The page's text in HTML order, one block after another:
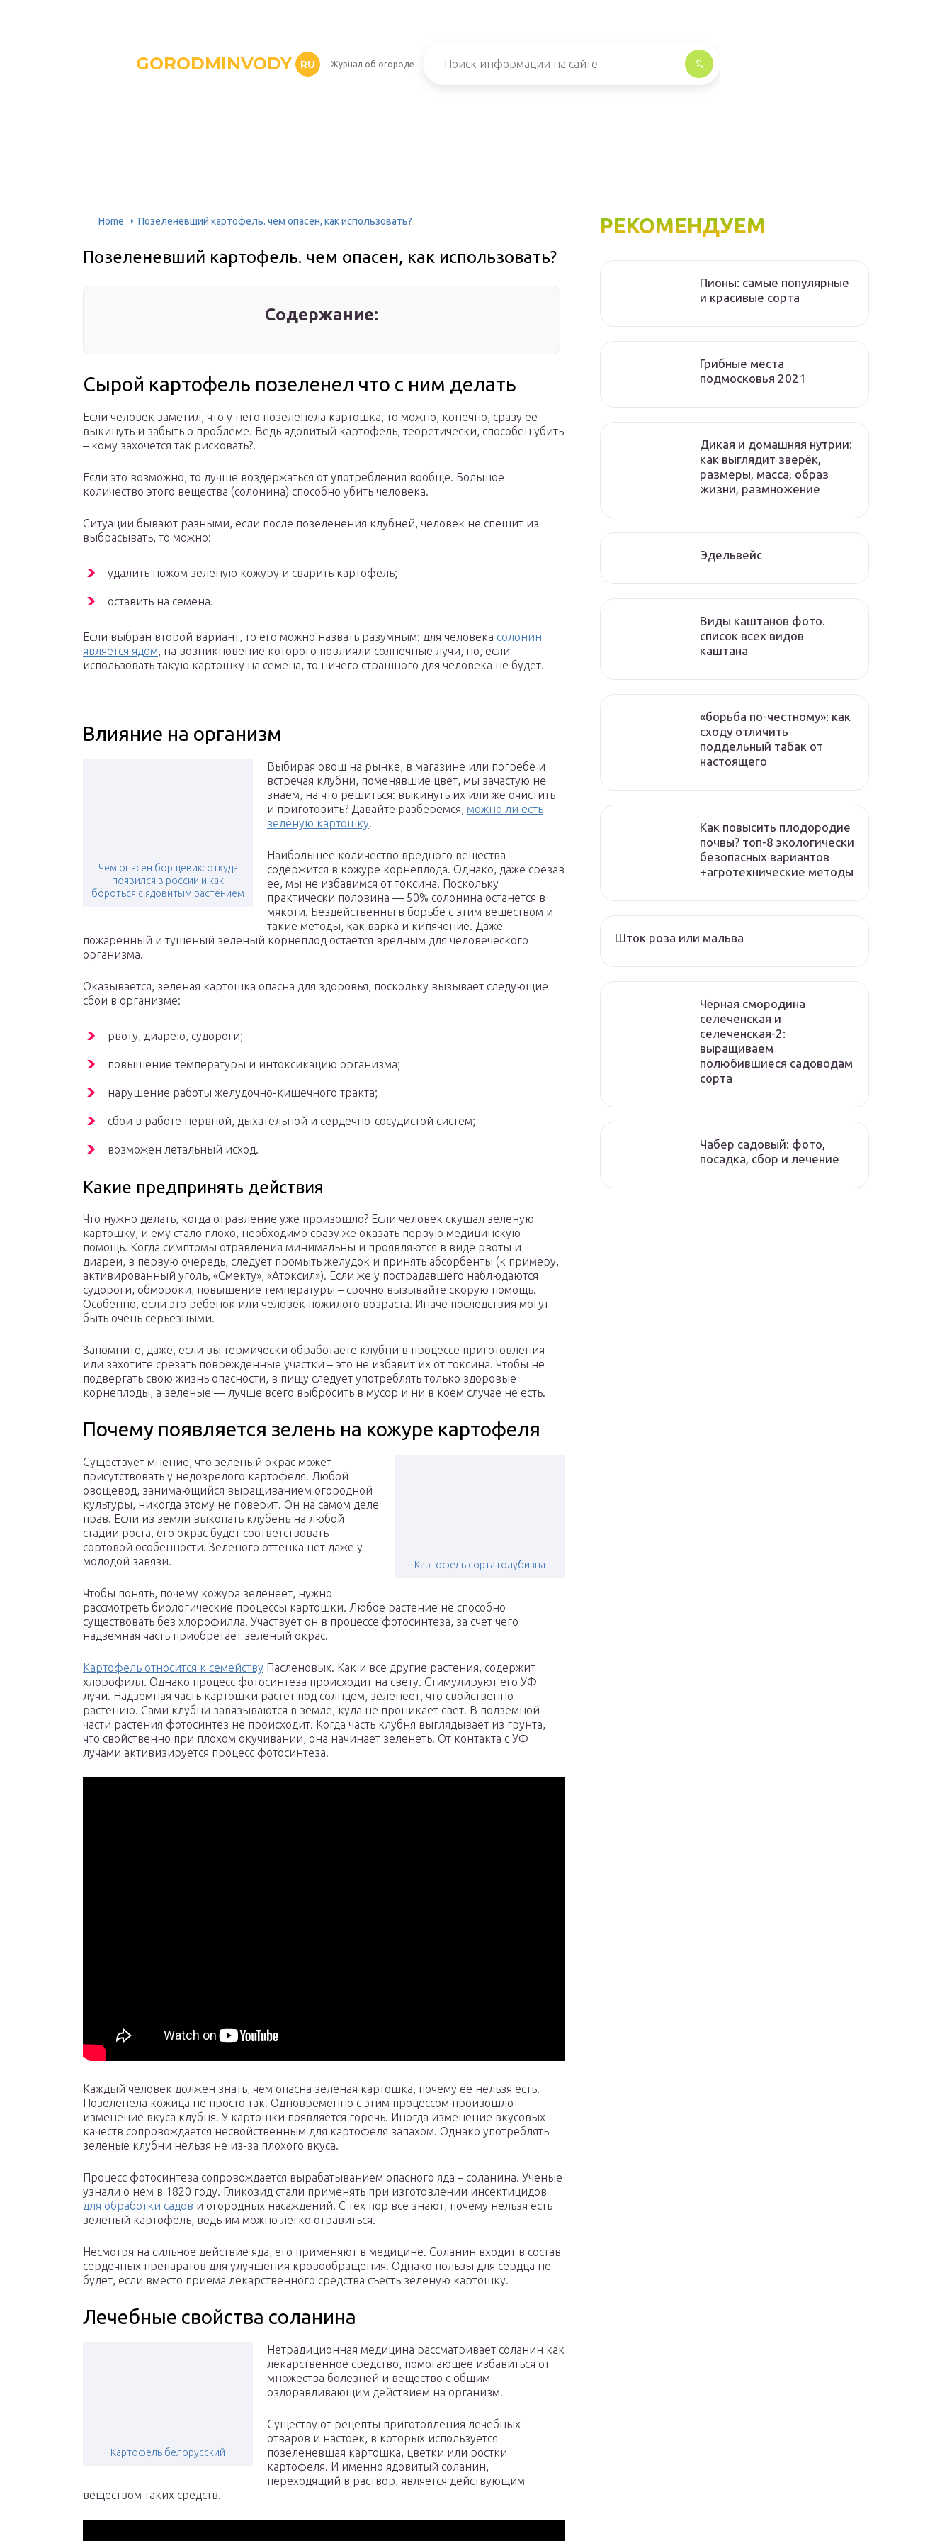
GORODMINVODY RU Журнал об огороде
Home Позеленевший картофель. чем опасен, как использовать?
Позеленевший картофель. чем опасен, как использовать?
Содержание:
Сырой картофель позеленел что с ним делать
Если человек заметил, что у него позеленела картошка, то можно, конечно, сразу ее
выкинуть и забыть о проблеме. Ведь ядовитый картофель, теоретически, способен убить
– кому захочется так рисковать?!
Если это возможно, то лучше воздержаться от употребления вообще. Большое
количество этого вещества (солонина) способно убить человека.
Ситуации бывают разными, если после позеленения клубней, человек не спешит из
выбрасывать, то можно:
удалить ножом зеленую кожуру и сварить картофель;
оставить на семена.
Если выбран второй вариант, то его можно назвать разумным: для человека солонин
является ядом, на возникновение которого повлияли солнечные лучи, но, если
использовать такую картошку на семена, то ничего страшного для человека не будет.
Влияние на организм
Чем опасен борщевик: откуда
появился в россии и как
бороться с ядовитым растением
Выбирая овощ на рынке, в магазине или погребе и
встречая клубни, поменявшие цвет, мы зачастую не
знаем, на что решиться: выкинуть их или же очистить
и приготовить? Давайте разберемся, можно ли есть
зеленую картошку.
Наибольшее количество вредного вещества
содержится в кожуре корнеплода. Однако, даже срезав
ее, мы не избавимся от токсина. Поскольку
практически половина — 50% солонина останется в
мякоти. Бездейственны в борьбе с этим веществом и
такие методы, как варка и кипячение. Даже
пожаренный и тушеный зеленый корнеплод остается вредным для человеческого
организма.
Оказывается, зеленая картошка опасна для здоровья, поскольку вызывает следующие
сбои в организме:
рвоту, диарею, судороги;
повышение температуры и интоксикацию организма;
нарушение работы желудочно-кишечного тракта;
сбои в работе нервной, дыхательной и сердечно-сосудистой систем;
возможен летальный исход.
Какие предпринять действия
Что нужно делать, когда отравление уже произошло? Если человек скушал зеленую
картошку, и ему стало плохо, необходимо сразу же оказать первую медицинскую
помощь. Когда симптомы отравления минимальны и проявляются в виде рвоты и
диареи, в первую очередь, следует промыть желудок и принять абсорбенты (к примеру,
активированный уголь, «Смекту», «Атоксил»). Если же у пострадавшего наблюдаются
судороги, обмороки, повышение температуры – срочно вызывайте скорую помощь.
Особенно, если это ребенок или человек пожилого возраста. Иначе последствия могут
быть очень серьезными.
Запомните, даже, если вы термически обработаете клубни в процессе приготовления
или захотите срезать поврежденные участки – это не избавит их от токсина. Чтобы не
подвергать свою жизнь опасности, в пищу следует употреблять только здоровые
корнеплоды, а зеленые — лучше всего выбросить в мусор и ни в коем случае не есть.
Почему появляется зелень на кожуре картофеля
Картофель сорта голубизна
Существует мнение, что зеленый окрас может
присутствовать у недозрелого картофеля. Любой
овощевод, занимающийся выращиванием огородной
культуры, никогда этому не поверит. Он на самом деле
прав. Если из земли выкопать клубень на любой
стадии роста, его окрас будет соответствовать
сортовой особенности. Зеленого оттенка нет даже у
молодой завязи.
Чтобы понять, почему кожура зеленеет, нужно
рассмотреть биологические процессы картошки. Любое растение не способно
существовать без хлорофилла. Участвует он в процессе фотосинтеза, за счет чего
надземная часть приобретает зеленый окрас.
Картофель относится к семейству Пасленовых. Как и все другие растения, содержит
хлорофилл. Однако процесс фотосинтеза происходит на свету. Стимулируют его УФ
лучи. Надземная часть картошки растет под солнцем, зеленеет, что свойственно
растению. Сами клубни завязываются в земле, куда не проникает свет. В подземной
части растения фотосинтез не происходит. Когда часть клубня выглядывает из грунта,
что свойственно при плохом окучивании, она начинает зеленеть. От контакта с УФ
лучами активизируется процесс фотосинтеза.
Каждый человек должен знать, чем опасна зеленая картошка, почему ее нельзя есть.
Позеленела кожица не просто так. Одновременно с этим процессом произошло
изменение вкуса клубня. У картошки появляется горечь. Иногда изменение вкусовых
качеств сопровождается несвойственным для картофеля запахом. Однако употреблять
зеленые клубни нельзя не из-за плохого вкуса.
Процесс фотосинтеза сопровождается вырабатыванием опасного яда – соланина. Ученые
узнали о нем в 1820 году. Гликозид стали применять при изготовлении инсектицидов
для обработки садов и огородных насаждений. С тех пор все знают, почему нельзя есть
зеленый картофель, ведь им можно легко отравиться.
Несмотря на сильное действие яда, его применяют в медицине. Соланин входит в состав
сердечных препаратов для улучшения кровообращения. Однако пользы для сердца не
будет, если вместо приема лекарственного средства съесть зеленую картошку.
Лечебные свойства соланина
Картофель белорусский
Нетрадиционная медицина рассматривает соланин как
лекарственное средство, помогающее избавиться от
множества болезней и вещество с общим
оздоравливающим действием на организм.
Существуют рецепты приготовления лечебных
отваров и настоек, в которых используется
позеленевшая картошка, цветки или ростки
картофеля. И именно ядовитый соланин,
переходящий в раствор, является действующим
веществом таких средств.
РЕКОМЕНДУЕМ
Пионы: самые популярные
и красивые сорта
Грибные места
подмосковья 2021
Дикая и домашняя нутрии:
как выглядит зверёк,
размеры, масса, образ
жизни, размножение
Эдельвейс
Виды каштанов фото.
список всех видов
каштана
«борьба по-честному»: как
сходу отличить
поддельный табак от
настоящего
Как повысить плодородие
почвы? топ-8 экологически
безопасных вариантов
+агротехнические методы
Шток роза или мальва
Чёрная смородина
селеченская и
селеченская-2:
выращиваем
полюбившиеся садоводам
сорта
Чабер садовый: фото,
посадка, сбор и лечение